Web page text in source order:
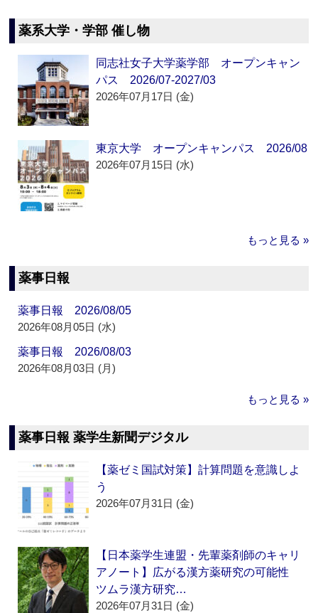
薬系大学・学部 催し物
同志社女子大学薬学部 オープンキャン
パス 2026/07-2027/03
2026年07月17日 (金)
東京大学 オープンキャンパス 2026/08
2026年07月15日 (水)
もっと見る »
薬事日報
薬事日報 2026/08/05
2026年08月05日 (水)
薬事日報 2026/08/03
2026年08月03日 (月)
もっと見る »
薬事日報 薬学生新聞デジタル
【薬ゼミ国試対策】計算問題を意識しよ
う
2026年07月31日 (金)
【日本薬学生連盟・先輩薬剤師のキャリ
アノート】広がる漢方薬研究の可能性
ツムラ漢方研究…
2026年07月31日 (金)